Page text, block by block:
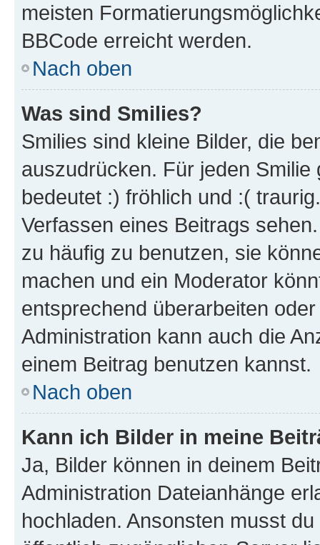
meisten
BBCode erreicht werden.
Nach oben
Was sind Smilies?
Smilies sind kleine Bilder, die
auszudrücken. Für jeden
bedeutet :) fröhlich und :(
Verfassen eines Beitrags
zu häufig zu benutzen, sie
machen und ein Moderator
entsprechend überarbeiten
Administration kann auch die
einem Beitrag benutzen kannst.
Nach oben
Kann ich Bilder in meine
Ja, Bilder können in deinem
Administration Dateianhänge
hochladen. Ansonsten musst